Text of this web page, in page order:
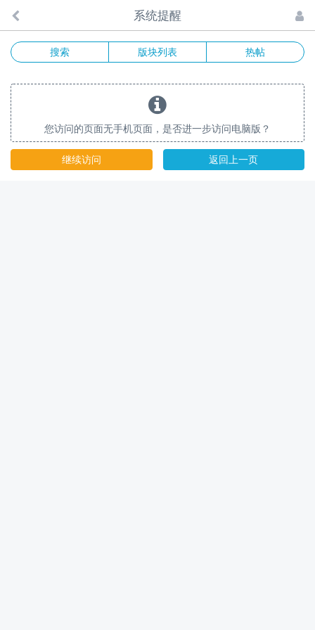
系统提醒
搜索 版块列表 热帖
您访问的页面无手机页面，是否进一步访问电脑版？
继续访问 返回上一页